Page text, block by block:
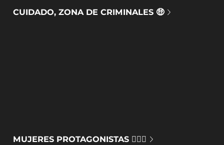
CUIDADO, ZONA DE CRIMINALES 🤑
MUJERES PROTAGONISTAS 🙅🏻‍♀️​